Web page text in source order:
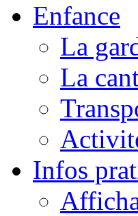
Enfance
La
La
Infos